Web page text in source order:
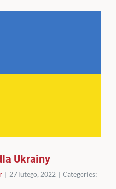
Ukrainy
| 27 lutego, 2022 | Categories: